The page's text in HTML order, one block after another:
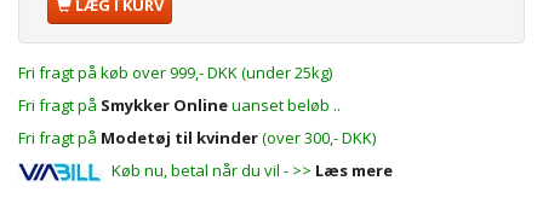
LÆG I KURV
Fri fragt på køb over 999,- DKK (under 25kg)
Fri fragt på Smykker Onlineuanset beløb ..
Fri fragt på Modetøj til kvinder(over 300,- DKK)
Køb nu, betal når du vil - >> Læs mere